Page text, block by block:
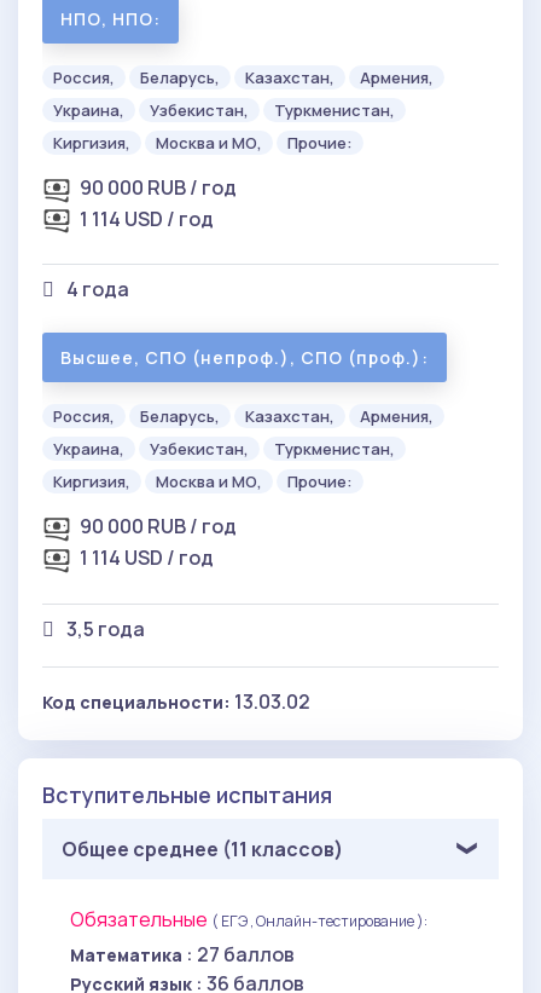
НПО, НПО:
Россия, Беларусь, Казахстан,
Армения,
Украина,
Узбекистан,
Туркменистан,
Киргизия,
Москва и МО, Прочие:
90 000 RUB / год
1 114 USD / год
4 года
Высшее, СПО (непроф.), СПО (проф.):
Россия, Беларусь, Казахстан,
Армения,
Украина,
Узбекистан,
Туркменистан,
Киргизия,
Москва и МО, Прочие:
90 000 RUB / год
1 114 USD / год
3,5 года
Код специальности: 13.03.02
Вступительные испытания
Общее среднее (11 классов)
Обязательные ( ЕГЭ , Онлайн-тестирование ):
Математика : 27 баллов
Русский язык : 36 баллов